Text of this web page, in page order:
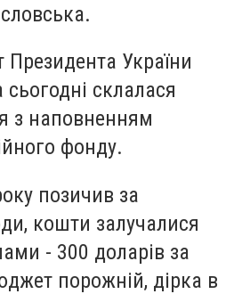
України
склалася
з наповненням
фонду.
позичив за
кошти залучалися
- 300 доларів за
порожній, дірка в